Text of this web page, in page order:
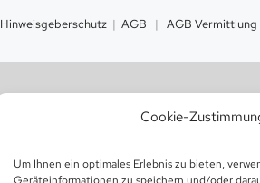
Cookie-
Um Ihnen ein optimales Erlebnis zu bieten,
Hinweisgeberschutz | AGB | AGB Vermittlung